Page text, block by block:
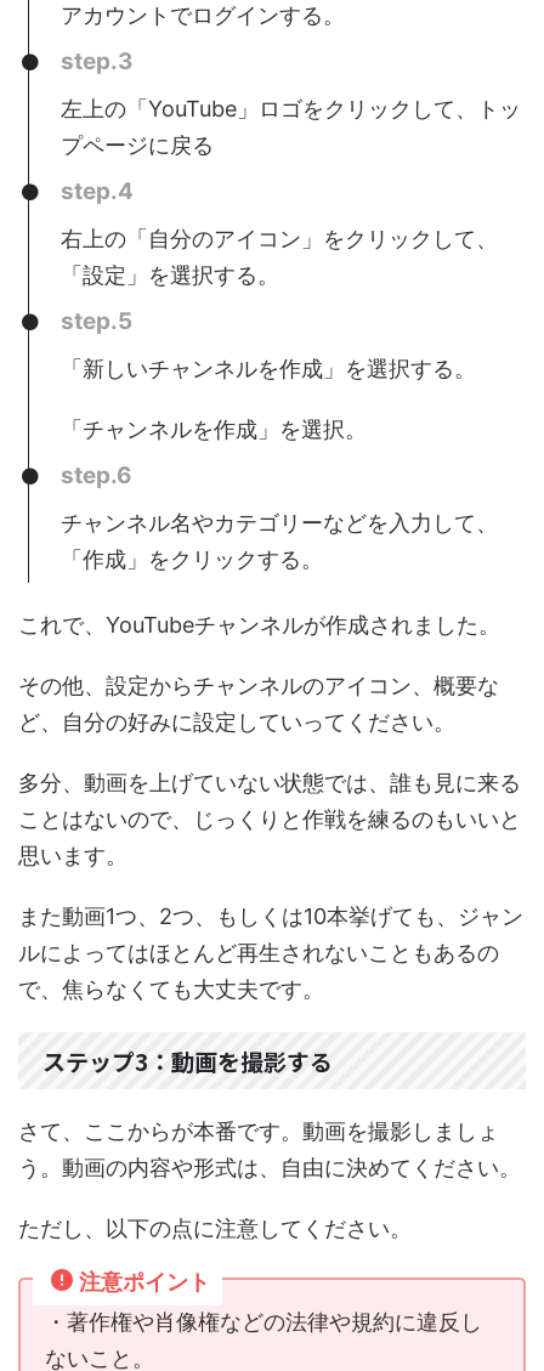
アカウントでログインする。
step.3
左上の「YouTube」ロゴをクリックして、トッ
プページに戻る
step.4
右上の「自分のアイコン」をクリックして、
「設定」を選択する。
step.5
「新しいチャンネルを作成」を選択する。
「チャンネルを作成」を選択。
step.6
チャンネル名やカテゴリーなどを入力して、
「作成」をクリックする。
これで、YouTubeチャンネルが作成されました。
その他、設定からチャンネルのアイコン、概要な
ど、自分の好みに設定していってください。
多分、動画を上げていない状態では、誰も見に来る
ことはないので、じっくりと作戦を練るのもいいと
思います。
また動画1つ、2つ、もしくは10本挙げても、ジャン
ルによってはほとんど再生されないこともあるの
で、焦らなくても大丈夫です。
ステップ3：動画を撮影する
さて、ここからが本番です。動画を撮影しましょ
う。動画の内容や形式は、自由に決めてください。
ただし、以下の点に注意してください。
注意ポイント
・著作権や肖像権などの法律や規約に違反し
ないこと。